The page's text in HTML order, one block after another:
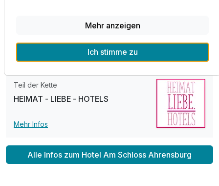
Wir freuen uns auf Ihren Besuch!
Teil der Kette
HEIMAT - LIEBE - HOTELS
Mehr Infos
Alle Infos zum Hotel Am Schloss Ahrensburg
Mehr anzeigen
Ich stimme zu